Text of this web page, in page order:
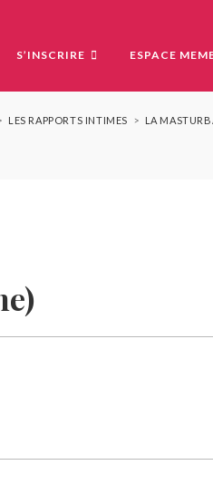
S’INSCRIRE ESPACE
LES RAPPORTS INTIMES > LA